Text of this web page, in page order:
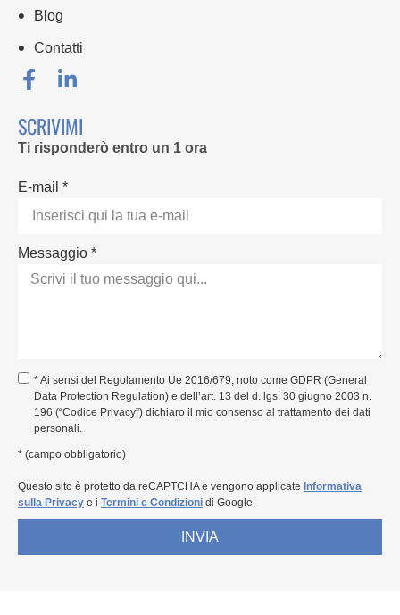
Blog
Contatti
SCRIVIMI
Ti risponderò entro un 1 ora
E-mail *
Messaggio *
* Ai sensi del Regolamento Ue 2016/679, noto come GDPR (General
Data Protection Regulation) e dell’art. 13 del d. lgs. 30 giugno 2003 n.
196 (“Codice Privacy”) dichiaro il mio consenso al trattamento dei dati
personali.
* (campo obbligatorio)
Questo sito è protetto da reCAPTCHA e vengono applicate Informativa
sulla Privacy e i Termini e Condizioni di Google.
INVIA